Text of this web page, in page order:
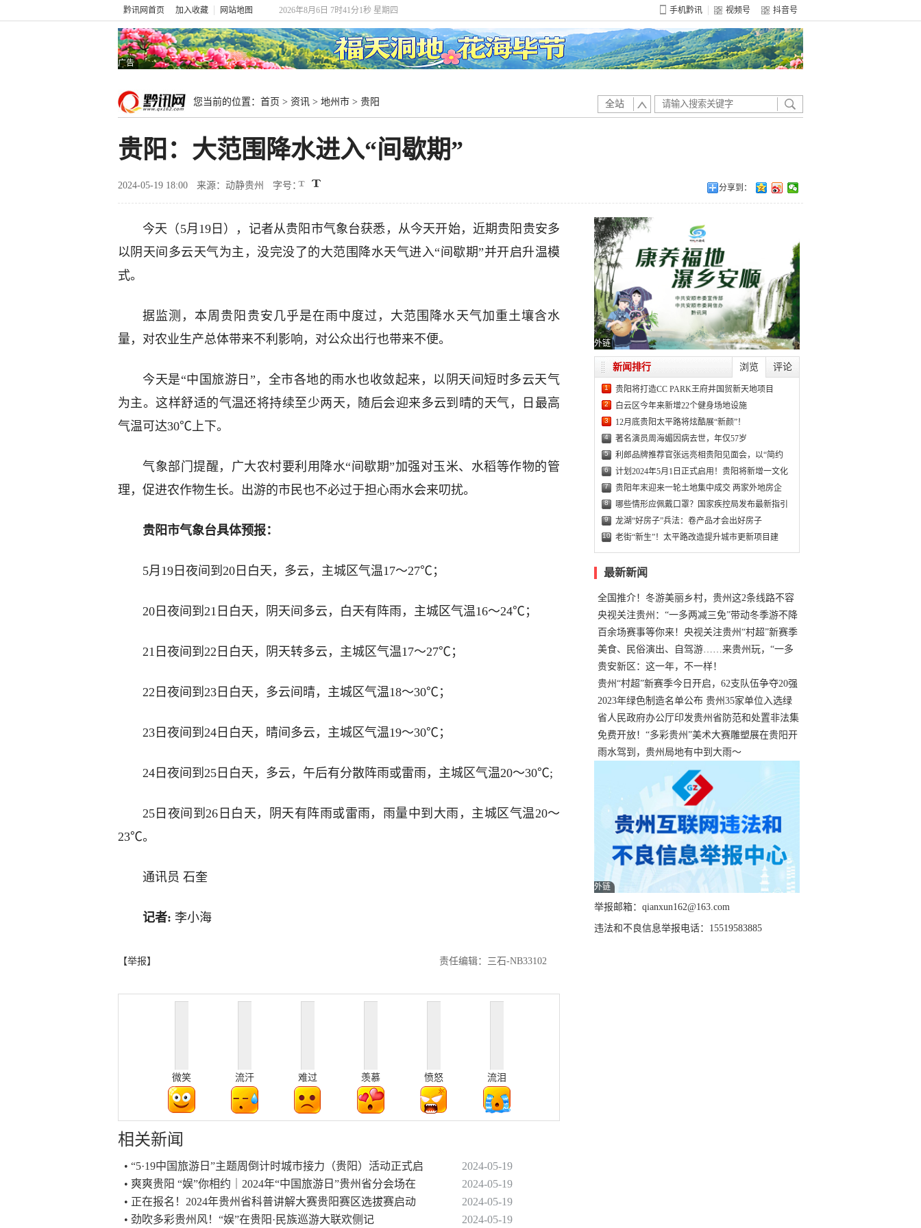
黔讯网首页 加入收藏 网站地图 2026年8月6日 7时41分2秒 星期四 手机黔讯 视频号 抖音号
广告
您当前的位置： 首页 > 资讯 > 地州市 > 贵阳 全站
贵阳：大范围降水进入“间歇期”
2024-05-19 18:00 来源：动静贵州 字号： 分享到：
今天（5月19日），记者从贵阳市气象台获悉，从今天开始，近期贵阳贵安多
以阴天间多云天气为主，没完没了的大范围降水天气进入“间歇期”并开启升温模
式。
据监测，本周贵阳贵安几乎是在雨中度过，大范围降水天气加重土壤含水
量，对农业生产总体带来不利影响，对公众出行也带来不便。
今天是“中国旅游日”，全市各地的雨水也收敛起来，以阴天间短时多云天气
为主。这样舒适的气温还将持续至少两天，随后会迎来多云到晴的天气，日最高
气温可达30℃上下。
气象部门提醒，广大农村要利用降水“间歇期”加强对玉米、水稻等作物的管
理，促进农作物生长。出游的市民也不必过于担心雨水会来叨扰。
贵阳市气象台具体预报：
5月19日夜间到20日白天，多云，主城区气温17～27℃；
20日夜间到21日白天，阴天间多云，白天有阵雨，主城区气温16～24℃；
21日夜间到22日白天，阴天转多云，主城区气温17～27℃；
22日夜间到23日白天，多云间晴，主城区气温18～30℃；
23日夜间到24日白天，晴间多云，主城区气温19～30℃；
24日夜间到25日白天，多云，午后有分散阵雨或雷雨，主城区气温20～30℃;
25日夜间到26日白天，阴天有阵雨或雷雨，雨量中到大雨，主城区气温20～
23℃。
通讯员 石奎
记者: 李小海
【举报】 责任编辑：三石-NB33102
微笑 流汗 难过 羡慕 愤怒 流泪
相关新闻
• “5·19中国旅游日”主题周倒计时城市接力（贵阳）活动正式启
2024-05-19
• 爽爽贵阳 “娱”你相约｜2024年“中国旅游日”贵州省分会场在
2024-05-19
• 正在报名！2024年贵州省科普讲解大赛贵阳赛区选拔赛启动
2024-05-19
• 劲吹多彩贵州风！“娱”在贵阳·民族巡游大联欢侧记
2024-05-19
外链
浏览 评论
新闻排行
1 贵阳将打造CC PARK王府井国贸新天地项目
2 白云区今年来新增22个健身场地设施
3 12月底贵阳太平路将炫酷展“新颜”！
4 著名演员周海媚因病去世，年仅57岁
5 利郎品牌推荐官张远亮相贵阳见面会，以“简约
6 计划2024年5月1日正式启用！贵阳将新增一文化
7 贵阳年末迎来一轮土地集中成交 两家外地房企
8 哪些情形应佩戴口罩？国家疾控局发布最新指引
9 龙湖“好房子”兵法：卷产品才会出好房子
10 老街“新生”！太平路改造提升城市更新项目建
最新新闻
全国推介！冬游美丽乡村，贵州这2条线路不容
错过
央视关注贵州：“一多两减三免”带动冬季游不降
温
百余场赛事等你来！央视关注贵州“村超”新赛季
正式“打响”
美食、民俗演出、自驾游……来贵州玩，“一多
两减三免”！
贵安新区：这一年，不一样！
贵州“村超”新赛季今日开启，62支队伍争夺20强
名额
2023年绿色制造名单公布 贵州35家单位入选绿
色工厂
省人民政府办公厅印发贵州省防范和处置非法集
资工作实施细则
免费开放！“多彩贵州”美术大赛雕塑展在贵阳开
展，持续至1月19日
雨水驾到，贵州局地有中到大雨～
外链
举报邮箱：qianxun162@163.com
违法和不良信息举报电话：15519583885